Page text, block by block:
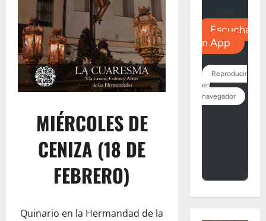
MIÉRCOLES DE
CENIZA (18 DE
FEBRERO)
Quinario en la Hermandad de la